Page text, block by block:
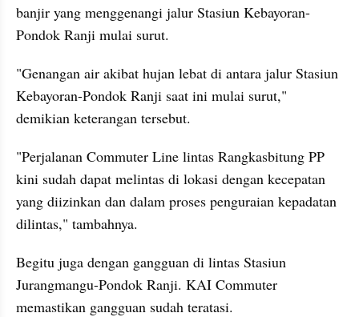
banjir yang menggenangi jalur Stasiun Kebayoran-
Pondok Ranji mulai surut.
"Genangan air akibat hujan lebat di antara jalur Stasiun
Kebayoran-Pondok Ranji saat ini mulai surut,"
demikian keterangan tersebut.
"Perjalanan Commuter Line lintas Rangkasbitung PP
kini sudah dapat melintas di lokasi dengan kecepatan
yang diizinkan dan dalam proses penguraian kepadatan
dilintas," tambahnya.
Begitu juga dengan gangguan di lintas Stasiun
Jurangmangu-Pondok Ranji. KAI Commuter
memastikan gangguan sudah teratasi.